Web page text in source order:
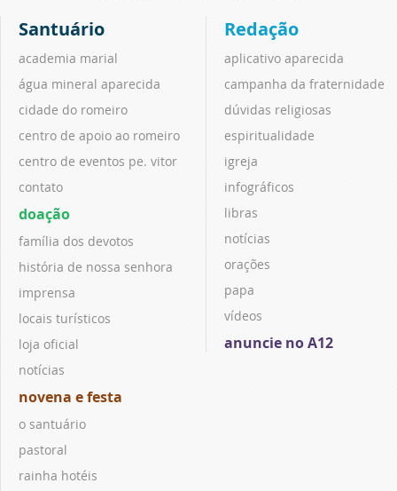
Santuário
academia marial
água mineral aparecida
cidade do romeiro
centro de apoio ao romeiro
centro de eventos pe. vitor
contato
doação
família dos devotos
história de nossa senhora
imprensa
locais turísticos
loja oficial
notícias
novena e festa
o santuário
pastoral
rainha hotéis
Redação
aplicativo aparecida
campanha da fraternidade
dúvidas religiosas
espiritualidade
igreja
infográficos
libras
notícias
orações
papa
vídeos
anuncie no A12